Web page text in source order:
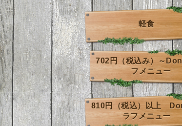
軽食
702円（税込み）～
フメニュー
810円（税込）以上
ラフメニュー